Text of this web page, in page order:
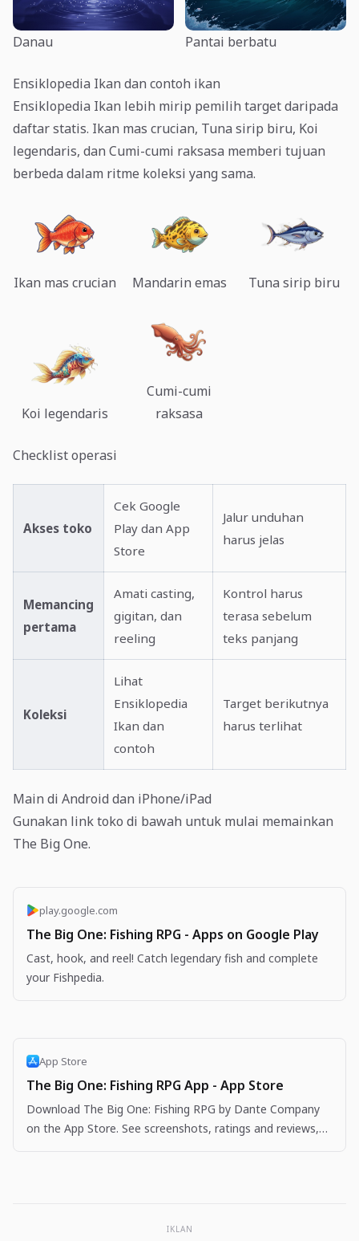
Danau Pantai berbatu
Ensiklopedia Ikan dan contoh ikan
Ensiklopedia Ikan lebih mirip pemilih target daripada
daftar statis. Ikan mas crucian, Tuna sirip biru, Koi
legendaris, dan Cumi-cumi raksasa memberi tujuan
berbeda dalam ritme koleksi yang sama.
Ikan mas crucian Mandarin emas Tuna sirip biru
Koi legendaris
Cumi-cumi
raksasa
Checklist operasi
Akses toko
Cek Google
Play dan App
Store
Jalur unduhan
harus jelas
Memancing
pertama
Amati casting,
gigitan, dan
reeling
Kontrol harus
terasa sebelum
teks panjang
Koleksi
Lihat
Ensiklopedia
Ikan dan
contoh
Target berikutnya
harus terlihat
Main di Android dan iPhone/iPad
Gunakan link toko di bawah untuk mulai memainkan
The Big One.
play.google.com
The Big One: Fishing RPG - Apps on Google Play
Cast, hook, and reel! Catch legendary fish and complete
your Fishpedia.
App Store
The Big One: Fishing RPG App - App Store
Download The Big One: Fishing RPG by Dante Company
on the App Store. See screenshots, ratings and reviews,
IKLAN